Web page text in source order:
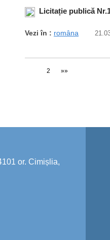
Licitație publică
Vezi în : româna
2 »»
or. Cimișlia,